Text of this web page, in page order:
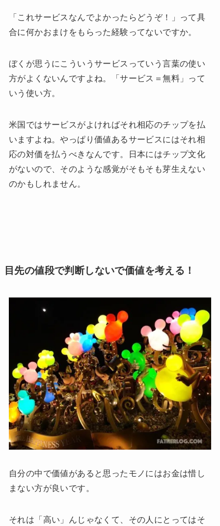
「これサービスなんでよかったらどうぞ！」って具
合に何かおまけをもらった経験ってないですか。
ぼくが思うにこういうサービスっていう言葉の使い
方がよくないんですよね。「サービス＝無料」って
いう使い方。
米国ではサービスがよければそれ相応のチップを払
いますよね。やっぱり価値あるサービスにはそれ相
応の対価を払うべきなんです。日本にはチップ文化
がないので、そのような感覚がそもそも芽生えない
のかもしれません。
目先の値段で判断しないで価値を考える！
自分の中で価値があると思ったモノにはお金は惜し
まない方が良いです。
それは「高い」んじゃなくて、その人にとってはそ